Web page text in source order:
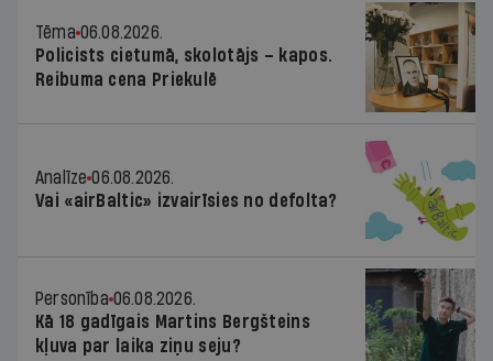
Tēma 06.08.2026.
Policists cietumā, skolotājs – kapos.
Reibuma cena Priekulē
Analīze 06.08.2026.
Vai «airBaltic» izvairīsies no defolta?
Personība 06.08.2026.
Kā 18 gadīgais Martins Bergšteins
kļuva par laika ziņu seju?